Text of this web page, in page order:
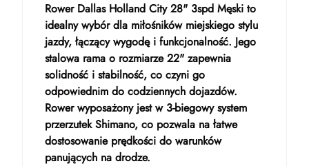
Rower Dallas Holland City 28" 3spd Męski to
idealny wybór dla miłośników miejskiego stylu
jazdy, łączący wygodę i funkcjonalność. Jego
stalowa rama o rozmiarze 22" zapewnia
solidność i stabilność, co czyni go
odpowiednim do codziennych dojazdów.
Rower wyposażony jest w 3-biegowy system
przerzutek Shimano, co pozwala na łatwe
dostosowanie prędkości do warunków
panujących na drodze.